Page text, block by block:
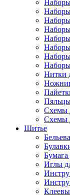
Нитки
Схемы
Схемы
Шитье
Иглы